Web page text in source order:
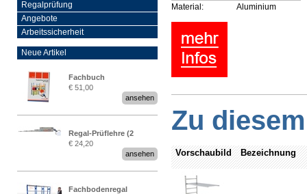
Regalprüfung
Angebote
Arbeitssicherheit
Neue Artikel
Fachbuch
„Regalprüfung nach DIN
€ 51,00
ansehen
Regal-Prüflehre (2
Stück)
€ 24,20
ansehen
Fachbodenregal
Material:
Aluminium
Zu
Vorschaubild Bezeichnung